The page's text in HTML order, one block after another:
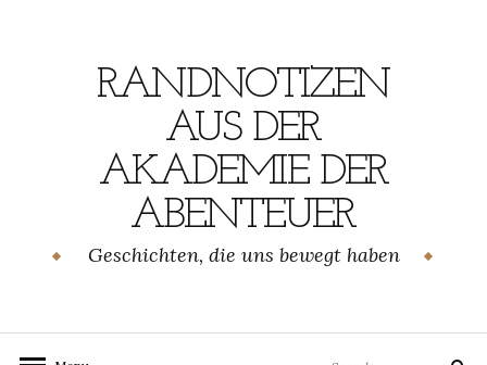
RANDNOTIZEN
AUS DER
AKADEMIE DER
ABENTEUER
Geschichten, die uns bewegt haben